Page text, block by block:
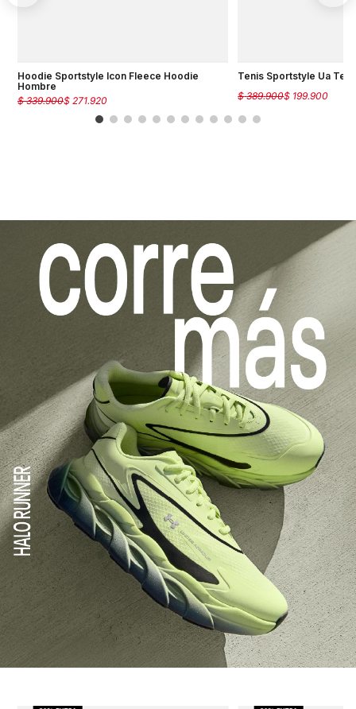
Hoodie Sportstyle Icon Fleece Hoodie
Hombre
$ 271.920
$ 339.900
Tenis Sportstyle Ua
$ 199.900
$ 389.900